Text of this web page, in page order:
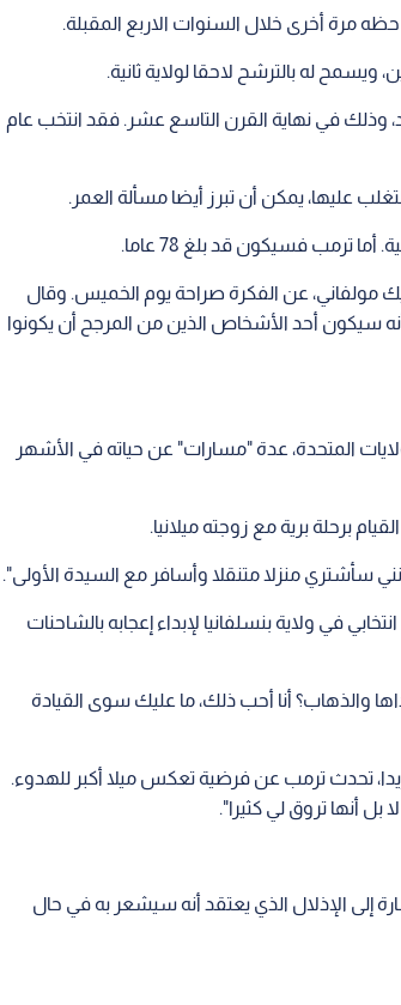
مرة أخرى خلال السنوات الاربع المقبلة.
ويسمح له بالترشح لاحقا لولاية ثانية.
وذلك في نهاية القرن التاسع عشر. فقد انتخب عام
عليها، يمكن أن تبرز أيضا مسألة العمر.
مولفاني، عن الفكرة صراحة يوم الخميس. وقال
سيكون أحد الأشخاص الذين من المرجح أن يكونوا
الاستفزازية والساخرة التي يحبها، ذكر الرئيس ال45 للولايات المتحدة، عدة "مسارات" عن حياته في الأشهر
برحلة برية مع زوجته ميلانيا.
سأشتري منزلا متنقلا وأسافر مع السيدة الأولى".
في ولاية بنسلفانيا لإبداء إعجابه بالشاحنات
والذهاب؟ أنا أحب ذلك، ما عليك سوى القيادة
تحدث ترمب عن فرضية تعكس ميلا أكبر للهدوء.
أنها تروق لي كثيرا".
إلى الإذلال الذي يعتقد أنه سيشعر به في حال